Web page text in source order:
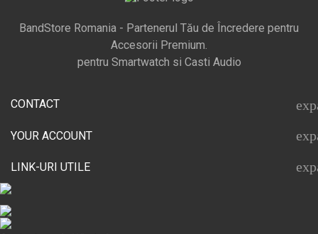
BandStore Romania - Partenerul Tău de Încredere pentru
Accesorii Premium.
pentru Smartwatch si Casti Audio
CONTACT
YOUR ACCOUNT
LINK-URI UTILE